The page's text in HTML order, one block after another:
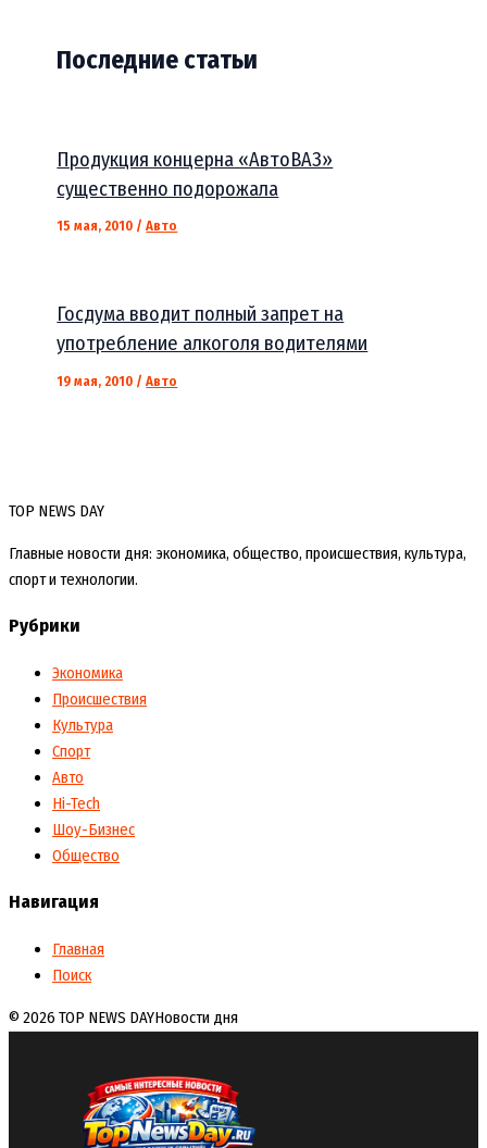
Последние статьи
Продукция концерна «АвтоВАЗ»
существенно подорожала
15 мая, 2010 /Авто
Госдума вводит полный запрет на
употребление алкоголя водителями
19 мая, 2010 /Авто
TOP NEWS DAY
Главные новости дня: экономика, общество, происшествия, культура,
спорт и технологии.
Рубрики
Экономика
Происшествия
Культура
Спорт
Авто
Hi-Tech
Шоу-Бизнес
Общество
Навигация
Главная
Поиск
© 2026 TOP NEWS DAYНовости дня